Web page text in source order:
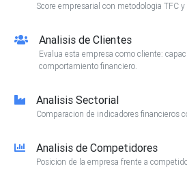
Score empresarial con metodologia TFC
Analisis de Clientes
Evalua esta empresa como cliente:
comportamiento financiero.
Analisis Sectorial
Comparacion de indicadores financieros
Analisis de Competidores
Posicion de la empresa frente a